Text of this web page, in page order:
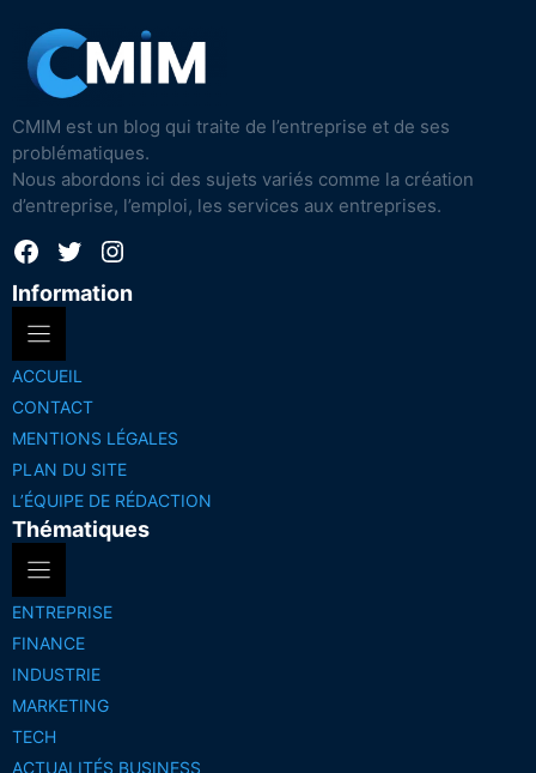
CMIM est un blog qui traite de l’entreprise et de ses
problématiques.
Nous abordons ici des sujets variés comme la création
d’entreprise, l’emploi, les services aux entreprises.
Facebook
TwitterInstagram
Information
ACCUEIL
CONTACT
MENTIONS LÉGALES
PLAN DU SITE
L’ÉQUIPE DE RÉDACTION
Thématiques
ENTREPRISE
FINANCE
INDUSTRIE
MARKETING
TECH
ACTUALITÉS BUSINESS